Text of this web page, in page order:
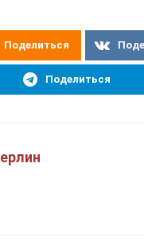
Поделиться
Поделиться